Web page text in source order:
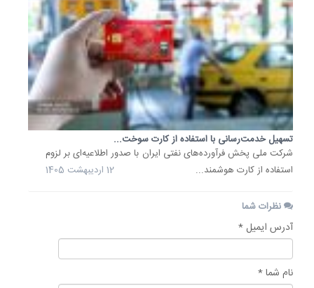
تسهیل خدمت‌رسانی با استفاده از کارت سوخت...
شرکت ملی پخش فرآورده‌های نفتی ایران با صدور اطلاعیه‌ای بر لزوم
استفاده از کارت هوشمند...
12 اردیبهشت 1405
16
مهر
1404
نظرات شما
آدرس ایمیل *
نام شما *